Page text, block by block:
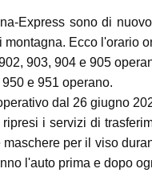
Express sono di
Ecco l'orario
903, 904 e 905
e 951 operano.
dal 26 giugno
i servizi di
per il viso
l'auto prima e dopo